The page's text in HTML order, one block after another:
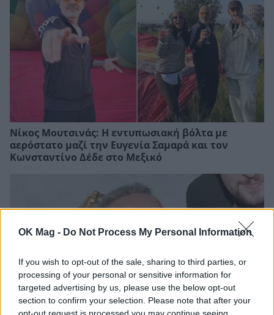
OK Mag - Do Not Process My Personal Information
If you wish to opt-out of the sale, sharing to third parties, or
processing of your personal or sensitive information for
targeted advertising by us, please use the below opt-out
section to confirm your selection. Please note that after your
opt-out request is processed you may continue seeing
Νίκος Μουτσινάς: Η εντυπωσιακή βόλτα με
αερόστατο μαζί την Ευγενία Σαμαρά και τον
Κωνσταντίνο Δέδε στο Μεξικό